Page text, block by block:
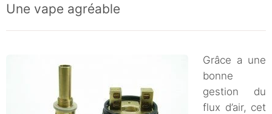
Une vape agréable
Grâce a une
bonne
gestion du
flux d’air, cet